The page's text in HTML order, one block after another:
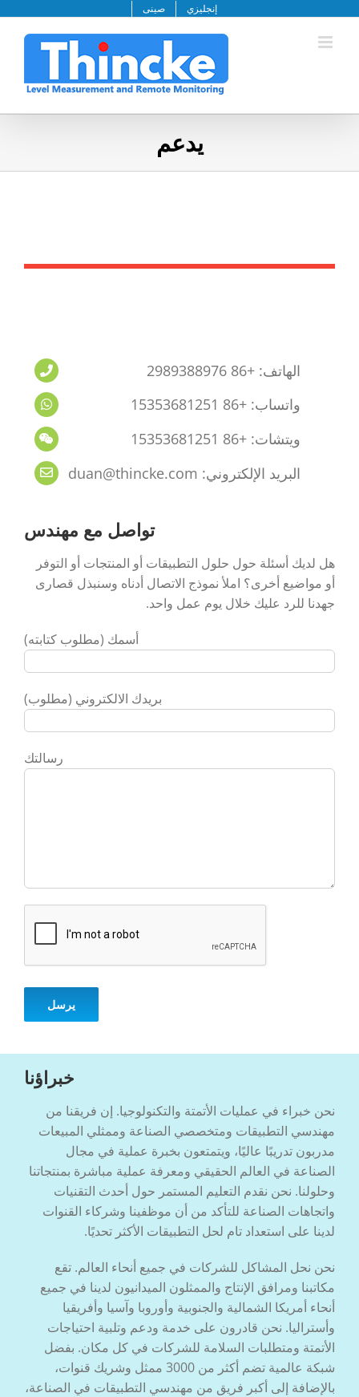
المحتوى
إنجليزي صينى
يدعم
الهاتف: +86 2989388976
واتساب: +86 15353681251
ويتشات: +86 15353681251
البريد الإلكتروني: duan@thincke.com
تواصل مع مهندس
هل لديك أسئلة حول حلول التطبيقات أو المنتجات أو التوفر
أو مواضيع أخرى؟ املأ نموذج الاتصال أدناه وسنبذل قصارى
جهدنا للرد عليك خلال يوم عمل واحد.
أسمك (مطلوب كتابته)
بريدك الالكتروني (مطلوب)
رسالتك
خبراؤنا
نحن خبراء في عمليات الأتمتة والتكنولوجيا. إن فريقنا من
مهندسي التطبيقات ومتخصصي الصناعة وممثلي المبيعات
مدربون تدريبًا عاليًا، ويتمتعون بخبرة عملية في مجال
الصناعة في العالم الحقيقي ومعرفة عملية مباشرة بمنتجاتنا
وحلولنا. نحن نقدم التعليم المستمر حول أحدث التقنيات
واتجاهات الصناعة للتأكد من أن موظفينا وشركاء القنوات
لدينا على استعداد تام لحل التطبيقات الأكثر تحديًا.
نحن نحل المشاكل للشركات في جميع أنحاء العالم. تقع
مكاتبنا ومرافق الإنتاج والممثلون الميدانيون لدينا في جميع
أنحاء أمريكا الشمالية والجنوبية وأوروبا وآسيا وأفريقيا
وأستراليا. نحن قادرون على خدمة ودعم وتلبية احتياجات
الأتمتة ومتطلبات السلامة للشركات في كل مكان. بفضل
شبكة عالمية تضم أكثر من 3000 ممثل وشريك قنوات،
بالإضافة إلى أكبر فريق من مهندسي التطبيقات في الصناعة،